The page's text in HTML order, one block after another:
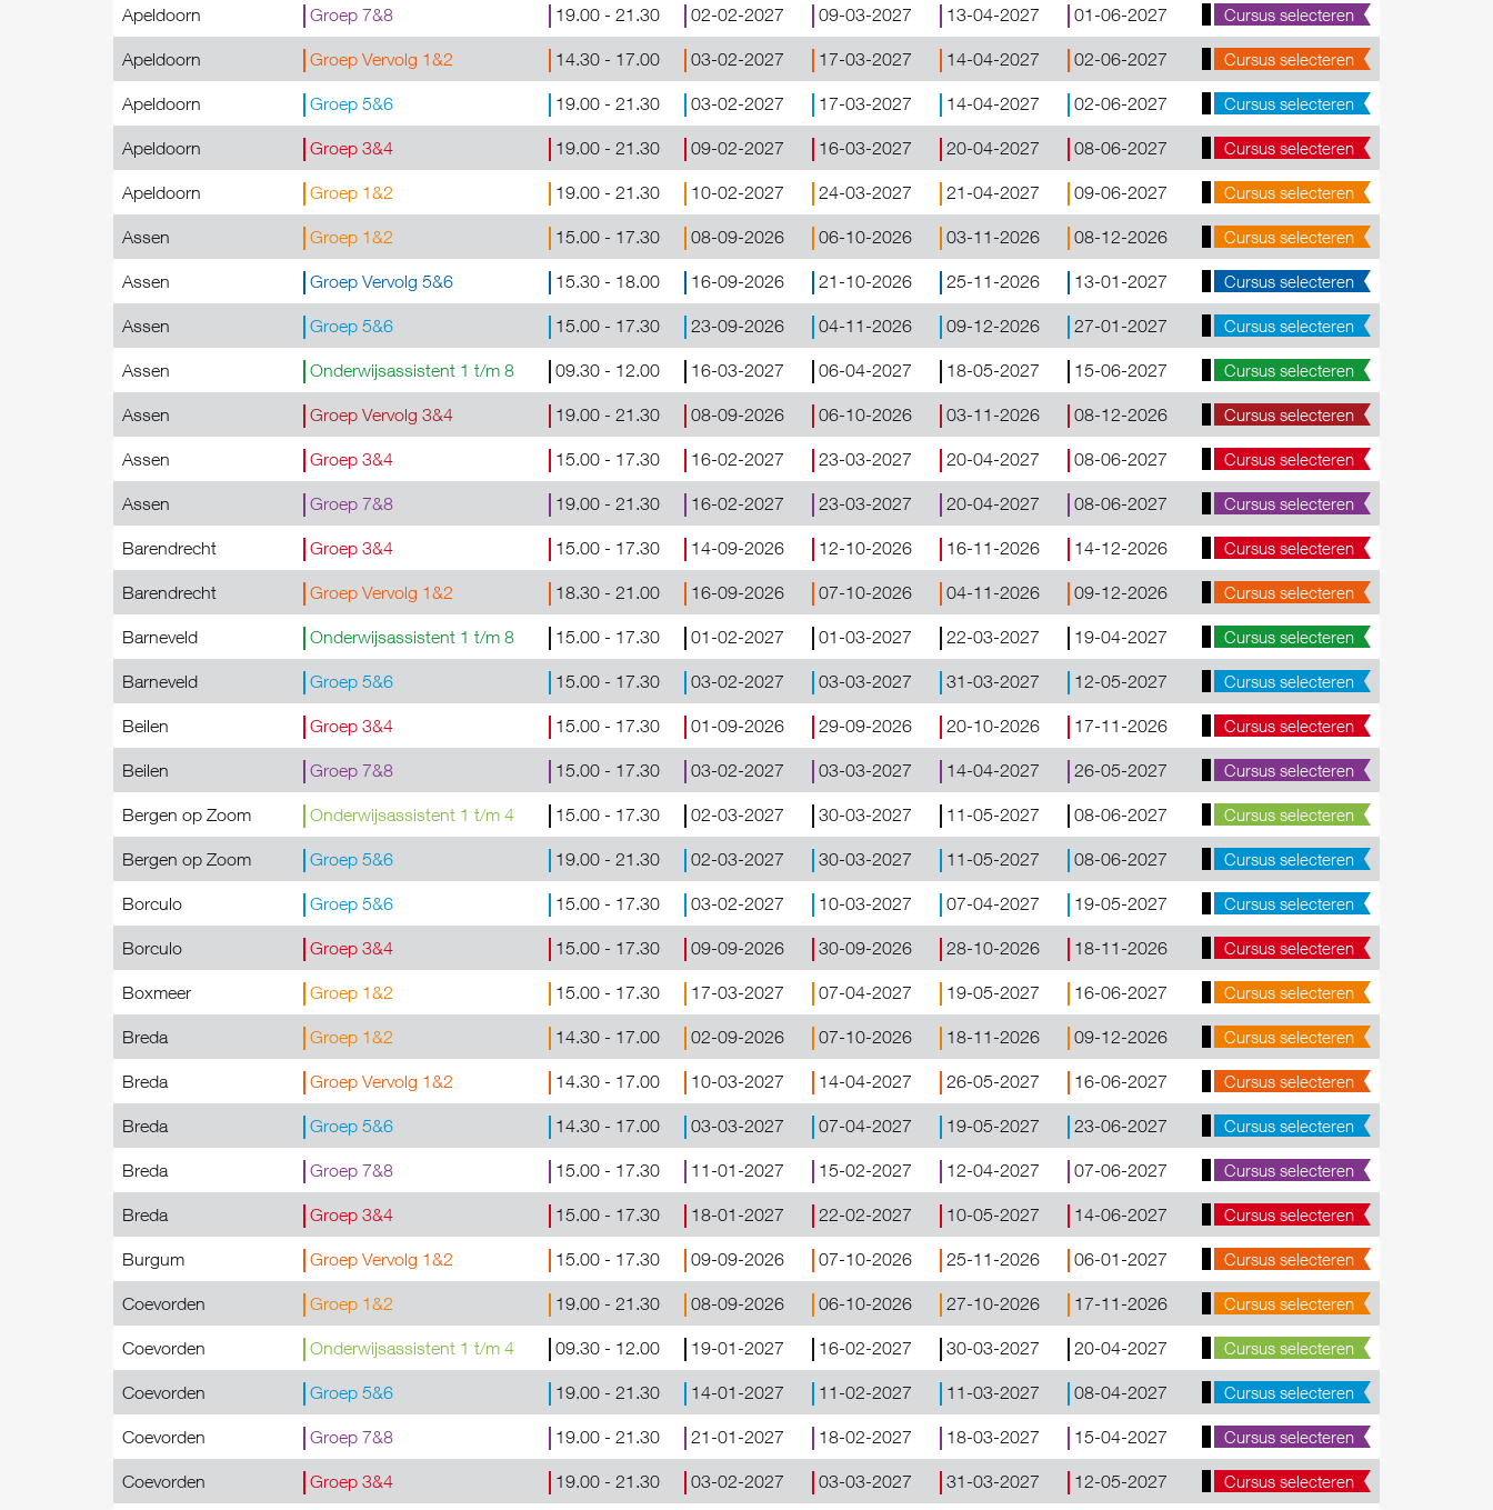
Apeldoorn Groep 7&8 19.00 - 21.30 02-02-2027 09-03-2027 13-04-2027 01-06-2027 Cursus selecteren
Apeldoorn Groep Vervolg 1&2 14.30 - 17.00 03-02-2027 17-03-2027 14-04-2027 02-06-2027 Cursus selecteren
Apeldoorn Groep 5&6 19.00 - 21.30 03-02-2027 17-03-2027 14-04-2027 02-06-2027 Cursus selecteren
Apeldoorn Groep 3&4 19.00 - 21.30 09-02-2027 16-03-2027 20-04-2027 08-06-2027 Cursus selecteren
Apeldoorn Groep 1&2 19.00 - 21.30 10-02-2027 24-03-2027 21-04-2027 09-06-2027 Cursus selecteren
Assen Groep 1&2 15.00 - 17.30 08-09-2026 06-10-2026 03-11-2026 08-12-2026 Cursus selecteren
Assen Groep Vervolg 5&6 15.30 - 18.00 16-09-2026 21-10-2026 25-11-2026 13-01-2027 Cursus selecteren
Assen Groep 5&6 15.00 - 17.30 23-09-2026 04-11-2026 09-12-2026 27-01-2027 Cursus selecteren
Assen Onderwijsassistent 1 t/m 8 09.30 - 12.00 16-03-2027 06-04-2027 18-05-2027 15-06-2027 Cursus selecteren
Assen Groep Vervolg 3&4 19.00 - 21.30 08-09-2026 06-10-2026 03-11-2026 08-12-2026 Cursus selecteren
Assen Groep 3&4 15.00 - 17.30 16-02-2027 23-03-2027 20-04-2027 08-06-2027 Cursus selecteren
Assen Groep 7&8 19.00 - 21.30 16-02-2027 23-03-2027 20-04-2027 08-06-2027 Cursus selecteren
Barendrecht Groep 3&4 15.00 - 17.30 14-09-2026 12-10-2026 16-11-2026 14-12-2026 Cursus selecteren
Barendrecht Groep Vervolg 1&2 18.30 - 21.00 16-09-2026 07-10-2026 04-11-2026 09-12-2026 Cursus selecteren
Barneveld Onderwijsassistent 1 t/m 8 15.00 - 17.30 01-02-2027 01-03-2027 22-03-2027 19-04-2027 Cursus selecteren
Barneveld Groep 5&6 15.00 - 17.30 03-02-2027 03-03-2027 31-03-2027 12-05-2027 Cursus selecteren
Beilen Groep 3&4 15.00 - 17.30 01-09-2026 29-09-2026 20-10-2026 17-11-2026 Cursus selecteren
Beilen Groep 7&8 15.00 - 17.30 03-02-2027 03-03-2027 14-04-2027 26-05-2027 Cursus selecteren
Bergen op Zoom Onderwijsassistent 1 t/m 4 15.00 - 17.30 02-03-2027 30-03-2027 11-05-2027 08-06-2027 Cursus selecteren
Bergen op Zoom Groep 5&6 19.00 - 21.30 02-03-2027 30-03-2027 11-05-2027 08-06-2027 Cursus selecteren
Borculo Groep 5&6 15.00 - 17.30 03-02-2027 10-03-2027 07-04-2027 19-05-2027 Cursus selecteren
Borculo Groep 3&4 15.00 - 17.30 09-09-2026 30-09-2026 28-10-2026 18-11-2026 Cursus selecteren
Boxmeer Groep 1&2 15.00 - 17.30 17-03-2027 07-04-2027 19-05-2027 16-06-2027 Cursus selecteren
Breda Groep 1&2 14.30 - 17.00 02-09-2026 07-10-2026 18-11-2026 09-12-2026 Cursus selecteren
Breda Groep Vervolg 1&2 14.30 - 17.00 10-03-2027 14-04-2027 26-05-2027 16-06-2027 Cursus selecteren
Breda Groep 5&6 14.30 - 17.00 03-03-2027 07-04-2027 19-05-2027 23-06-2027 Cursus selecteren
Breda Groep 7&8 15.00 - 17.30 11-01-2027 15-02-2027 12-04-2027 07-06-2027 Cursus selecteren
Breda Groep 3&4 15.00 - 17.30 18-01-2027 22-02-2027 10-05-2027 14-06-2027 Cursus selecteren
Burgum Groep Vervolg 1&2 15.00 - 17.30 09-09-2026 07-10-2026 25-11-2026 06-01-2027 Cursus selecteren
Coevorden Groep 1&2 19.00 - 21.30 08-09-2026 06-10-2026 27-10-2026 17-11-2026 Cursus selecteren
Coevorden Onderwijsassistent 1 t/m 4 09.30 - 12.00 19-01-2027 16-02-2027 30-03-2027 20-04-2027 Cursus selecteren
Coevorden Groep 5&6 19.00 - 21.30 14-01-2027 11-02-2027 11-03-2027 08-04-2027 Cursus selecteren
Coevorden Groep 7&8 19.00 - 21.30 21-01-2027 18-02-2027 18-03-2027 15-04-2027 Cursus selecteren
Coevorden Groep 3&4 19.00 - 21.30 03-02-2027 03-03-2027 31-03-2027 12-05-2027 Cursus selecteren